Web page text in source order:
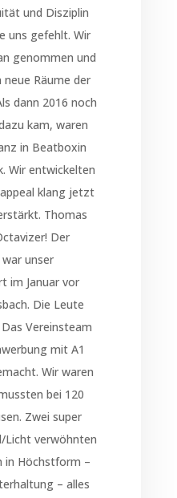
und Disziplin
uns gefehlt. Wir
genommen und
Räume der
dann 2016 noch
kam, waren
in Beatboxin
Wir entwickelten
klang jetzt
Thomas
Der
unser
im Januar vor
Die Leute
Vereinsteam
mit A1
Wir waren
bei 120
Zwei super
Licht verwöhnten
in Höchstform –
– alles